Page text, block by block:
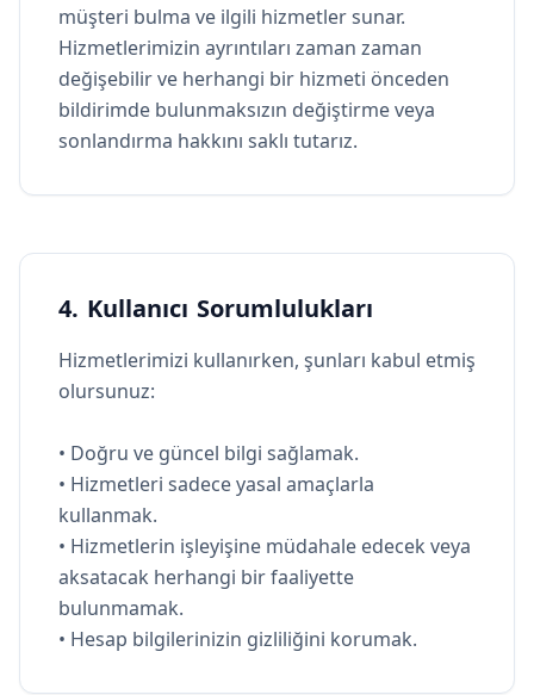
müşteri bulma ve ilgili hizmetler sunar.
Hizmetlerimizin ayrıntıları zaman zaman
değişebilir ve herhangi bir hizmeti önceden
bildirimde bulunmaksızın değiştirme veya
sonlandırma hakkını saklı tutarız.
4. Kullanıcı Sorumlulukları
Hizmetlerimizi kullanırken, şunları kabul etmiş
olursunuz:
• Doğru ve güncel bilgi sağlamak.
• Hizmetleri sadece yasal amaçlarla
kullanmak.
• Hizmetlerin işleyişine müdahale edecek veya
aksatacak herhangi bir faaliyette
bulunmamak.
• Hesap bilgilerinizin gizliliğini korumak.